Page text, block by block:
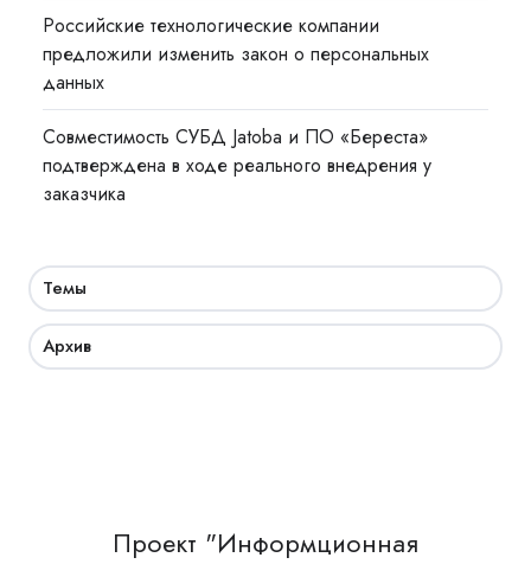
Российские технологические компании
предложили изменить закон о персональных
данных
Совместимость СУБД Jatoba и ПО «Береста»
подтверждена в ходе реального внедрения у
заказчика
Темы
Архив
Проект "Информционная